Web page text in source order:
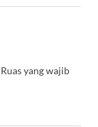
Ruas yang wajib